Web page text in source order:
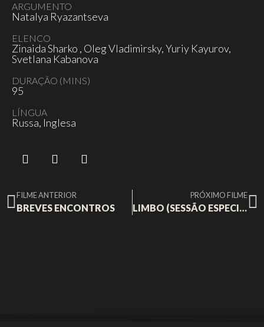
ARGUMENTO
Natalya Ryazantseva
ELENCO
Zinaida Sharko , Oleg Vladimirsky, Yuriy Kayurov,
Svetlana Kabanova
DURAÇÃO (MINS)
95
LÍNGUA
Russa, Inglesa
FILME ANTERIOR
BREVES ENCONTROS
PRÓXIMO FILME
LIMBO (SESSÃO ESPECIAL)